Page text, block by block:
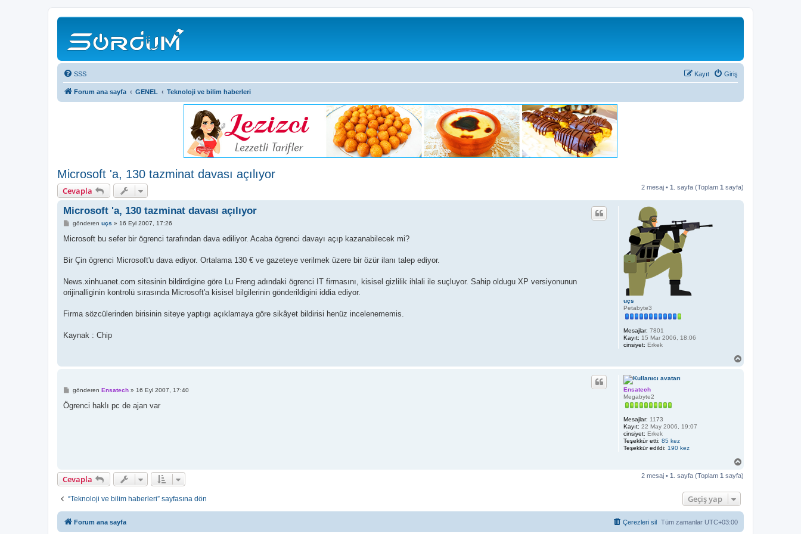
SSS Giriş
Kayıt
Forum ana sayfa GENEL Teknoloji ve bilim haberleri
Microsoft 'a, 130 tazminat davası açılıyor
Cevapla 2 mesaj • 1 . sayfa (Toplam 1 sayfa)
uçs
Petabyte3
Mesajlar: 7801
Kayıt: 15 Mar 2006, 18:06
cinsiyet: Erkek
Microsoft 'a, 130 tazminat davası açılıyor
M
s
gönderen uçs » 16 Eyl 2007, 17:26
Microsoft bu sefer bir ögrenci tarafından dava ediliyor. Acaba ögrenci davayı açıp kazanabilecek mi?
Bir Çin ögrenci Microsoft'u dava ediyor. Ortalama 130 € ve gazeteye verilmek üzere bir özür ilanı talep ediyor.
News.xinhuanet.com sitesinin bildirdigine göre Lu Freng adındaki ögrenci IT firmasını, kisisel gizlilik ihlali ile suçluyor. Sahip oldugu XP versiyonunun
orijinalliginin kontrolü sırasında Microsoft'a kisisel bilgilerinin gönderildigini iddia ediyor.
Firma sözcülerinden birisinin siteye yaptıgı açıklamaya göre sikâyet bildirisi henüz incelenememis.
Kaynak : Chip
Ensatech
Megabyte2
Mesajlar: 1173
Kayıt: 22 May 2006, 19:07
cinsiyet: Erkek
Teşekkür etti: 85 kez
Teşekkür edildi: 190 kez
M
s
a
gönderen Ensatech» 16 Eyl 2007, 17:40
Ögrenci haklı pc de ajan var
Cevapla 2 mesaj • 1 . sayfa (Toplam 1 sayfa)
“Teknoloji ve bilim haberleri” sayfasına dön Geçiş yap
Forum ana sayfa Tüm zamanlar UTC+03:00
Çerezleri sil